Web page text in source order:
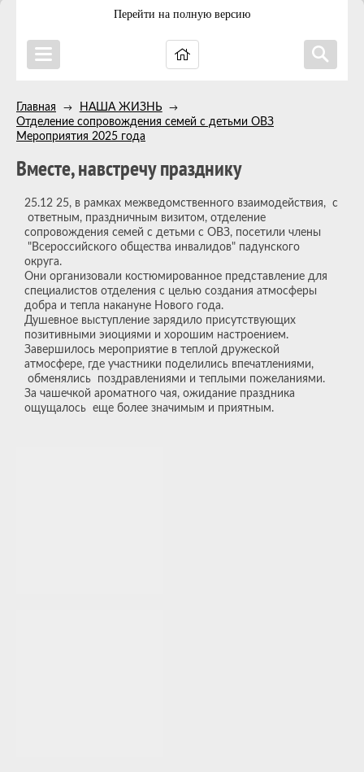
Перейти на полную версию
Главная → НАША ЖИЗНЬ →
Отделение сопровождения семей с детьми ОВЗ
Мероприятия 2025 года
Вместе, навстречу празднику
25.12 25, в рамках межведомственного взаимодействия, с
ответным, праздничным визитом, отделение
сопровождения семей с детьми с ОВЗ, посетили члены
"Всероссийского общества инвалидов" падунского
округа.
Они организовали костюмированное представление для
специалистов отделения с целью создания атмосферы
добра и тепла накануне Нового года.
Душевное выступление зарядило присутствующих
позитивными эиоциями и хорошим настроением.
Завершилось мероприятие в теплой дружеской
атмосфере, где участники поделились впечатлениями,
обменялись поздравлениями и теплыми пожеланиями.
За чашечкой ароматного чая, ожидание праздника
ощущалось еще более значимым и приятным.